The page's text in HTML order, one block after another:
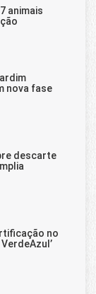
animais
nova fase
descarte
no